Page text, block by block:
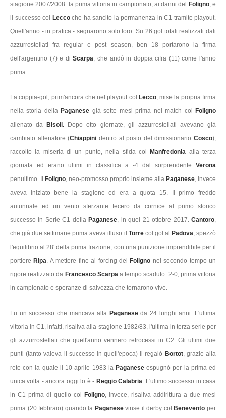
stagione 2007/2008: la prima vittoria in campionato, ai danni del
Foligno, e
il successo col
Lecco che ha sancito la permanenza in C1 tramite playout.
Quell'anno - in pratica - segnarono solo loro. Su 26 gol totali realizzati dali
azzurrostellati fra regular e post season, ben 18 portarono la firma
dell'argentino (7) e diScarpa, che andò in doppia cifra (11) come l'anno
prima.
La coppia-gol, prim'ancora che nel playout col Lecco, mise la propria firma
nella storia della Paganese già sette mesi prima nel match col
Foligno
allenato da
Bisoli. Dopo otto giornate, gli azzurrostellati avevano già
cambiato allenatore (Chiappini dentro al posto del dimissionario Cosco),
raccolto la miseria di un punto, nella sfida col
Manfredonia alla terza
giornata ed erano ultimi in classifica a -4 dal sorprendente Verona
penultimo. Il
Foligno, neo-promosso proprio insieme alla Paganese, invece
aveva iniziato bene la stagione ed era a quota 15. Il primo freddo
autunnale ed un vento sferzante fecero da cornice al primo storico
successo in Serie C1 della Paganese, in quel 21 ottobre 2017.Cantoro,
che già due settimane prima aveva illuso il Torre col gol al Padova, spezzò
l'equilibrio al 28' della prima frazione, con una punizione imprendibile per il
portiere Ripa. A mettere fine al forcing del Foligno nel secondo tempo un
rigore realizzato da Francesco Scarpaa tempo scaduto. 2-0, prima vittoria
in campionato e speranze di salvezza che tornarono vive.
Fu un successo che mancava alla Paganeseda 24 lunghi anni. L'ultima
vittoria in C1, infatti, risaliva alla stagione 1982/83, l'ultima in terza serie per
gli azzurrostellati che quell'anno vennero retrocessi in C2. Gli ultimi due
punti (tanto valeva il successo in quell'epoca) li regalò Bortot, grazie alla
rete con la quale il 10 aprile 1983 la Paganeseespugnò per la prima ed
unica volta - ancora oggi lo è - Reggio Calabria. L'ultimo successo in casa
in C1 prima di quello col
Foligno, invece, risaliva addirittura a due mesi
prima (20 febbraio) quando la Paganesevinse il derby col Beneventoper